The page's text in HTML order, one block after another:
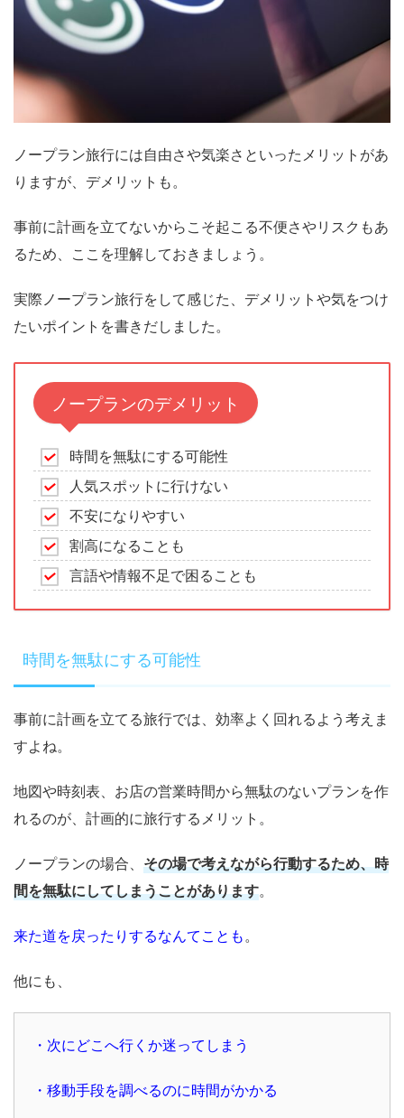
ノープラン旅行には自由さや気楽さといったメリットがあ
りますが、デメリットも。
事前に計画を立てないからこそ起こる不便さやリスクもあ
るため、ここを理解しておきましょう。
実際ノープラン旅行をして感じた、デメリットや気をつけ
たいポイントを書きだしました。
ノープランのデメリット
時間を無駄にする可能性
人気スポットに行けない
不安になりやすい
割高になることも
言語や情報不足で困ることも
時間を無駄にする可能性
事前に計画を立てる旅行では、効率よく回れるよう考えま
すよね。
地図や時刻表、お店の営業時間から無駄のないプランを作
れるのが、計画的に旅行するメリット。
ノープランの場合、 その場で考えながら行動するため、時
間を無駄にしてしまうことがあります。
来た道を戻ったりするなんてことも。
他にも、
・次にどこへ行くか迷ってしまう
・移動手段を調べるのに時間がかかる